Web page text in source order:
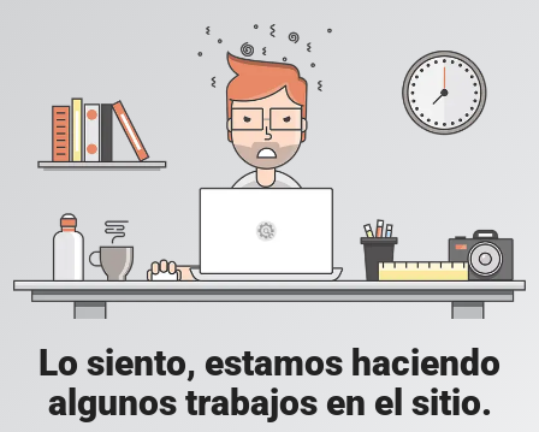
Lo siento, estamos haciendo
algunos trabajos en el sitio.